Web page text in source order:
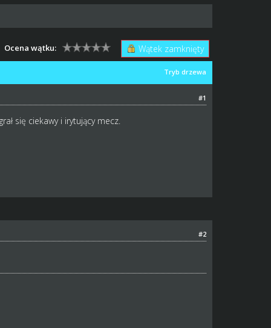
Wątek zamknięty
Ocena wątku:
Tryb drzewa
#1
się ciekawy i irytujący mecz.
#2